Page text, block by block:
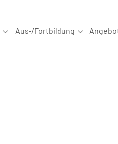
Submenu for "Wettkampfsport"
Aus-/Fortbildung
Submenu